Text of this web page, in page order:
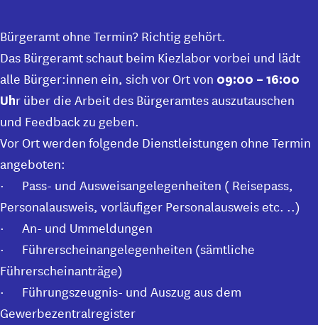
Bürgeramt ohne Termin? Richtig gehört.
Das Bürgeramt schaut beim Kiezlabor vorbei und lädt
alle Bürger:innen ein, sich vor Ort von 09:00 – 16:00
Uhr über die Arbeit des Bürgeramtes auszutauschen
und Feedback zu geben.
Vor Ort werden folgende Dienstleistungen ohne Termin
angeboten:
· Pass- und Ausweisangelegenheiten ( Reisepass,
Personalausweis, vorläufiger Personalausweis etc. ..)
· An- und Ummeldungen
· Führerscheinangelegenheiten (sämtliche
Führerscheinanträge)
· Führungszeugnis- und Auszug aus dem
Gewerbezentralregister